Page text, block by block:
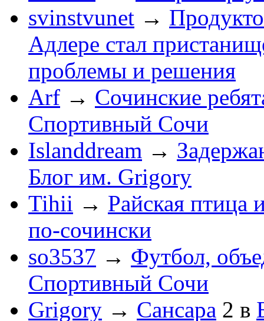
svinstvunet →
Адлере стал
проблемы и решения
Arf → Сочинские
Спортивный Сочи
Islanddream →
Блог им. Grigory
Tihii → Райская птица
по-cочински
so3537 → Футбол,
Спортивный Сочи
Grigory → Сансара 2 в